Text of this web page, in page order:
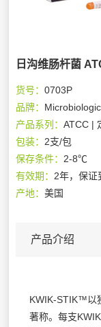
日沟维肠杆菌
货号：0703P
品牌：
产品系列：ATCC |
包装： 2支/包
保存条件： 2-8℃
有效期： 2年，保证
产地：美国
产品介绍
KWIK-STIK™以
著称。每支